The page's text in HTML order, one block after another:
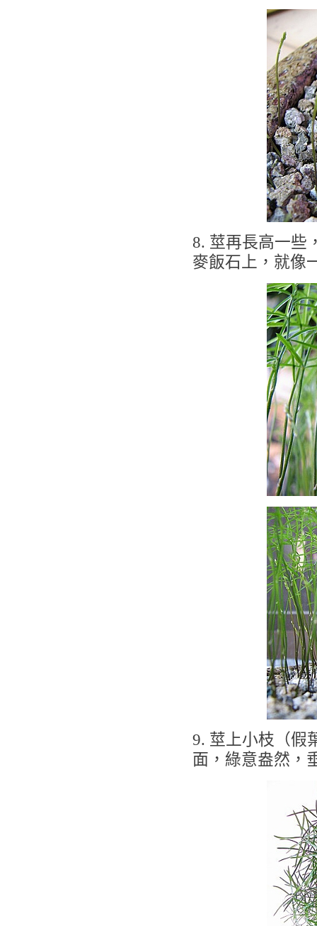
8. 莖再長高一些
麥飯石上，就像
9. 莖上小枝（假
面，綠意盎然，